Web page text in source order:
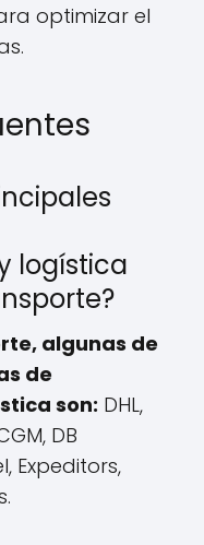
optimizar el
logística
algunas de
de
son: DHL,
DB
Expeditors,